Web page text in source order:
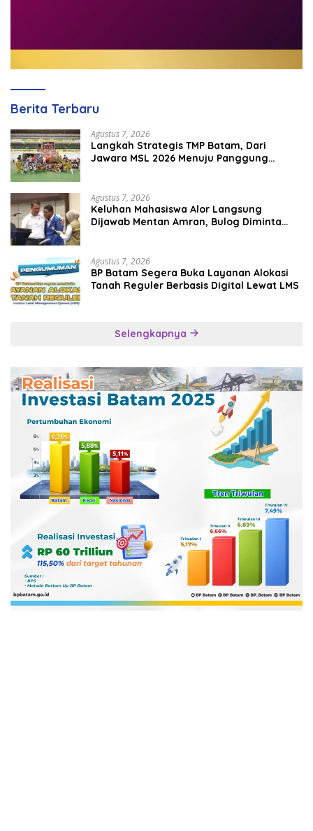
Berita Terbaru
Agustus 7, 2026
Langkah Strategis TMP Batam, Dari
Jawara MSL 2026 Menuju Panggung
Agustus 7, 2026
Keluhan Mahasiswa Alor Langsung
Dijawab Mentan Amran, Bulog Diminta
Agustus 7, 2026
BP Batam Segera Buka Layanan Alokasi
Tanah Reguler Berbasis Digital Lewat LMS
Selengkapnya